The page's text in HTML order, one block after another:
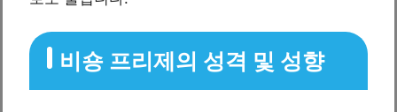
비숑 프리제의 성격 및 성향